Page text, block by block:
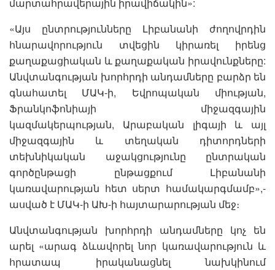
մարտահրավերային իրավիճակին»:
«Այս ընտրությունները Լիբանանի ժողովրդին
հնարավորություն տվեցին կիրառել իրենց
քաղաքացիական և քաղաքական իրավունքները:
Անվտանգության խորհրդի անդամները բարձր են
գնահատել ՄԱԿ-ի, Եվրոպական միության,
Ֆրանկոֆոնիայի միջազգային
կազմակերպության, Արաբական լիգայի և այլ
միջազգային և տեղական դիտորդների
տեխնիկական աջակցությունը ընտրական
գործընթացի ընթացքում Լիբանանի
կառավարության հետ սերտ համակարգմամբ»,-
ասված է ՄԱԿ-ի ԱԽ-ի հայտարարության մեջ։
Անվտանգության խորհրդի անդամները կոչ են
արել «արագ ձևավորել նոր կառավարություն և
հրատապ իրականացնել նախկինում